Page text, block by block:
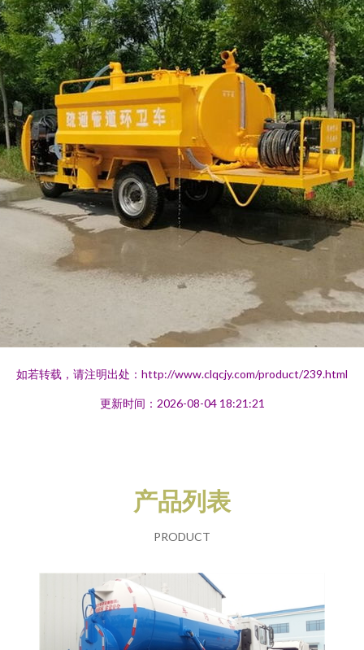
如若转载，请注明出处：http://www.clqcjy.com/product/239.html
更新时间：2026-08-04 18:21:21
产品列表
PRODUCT